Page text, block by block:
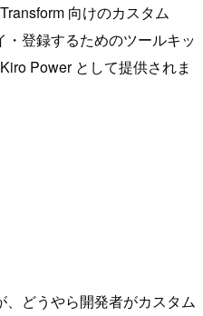
向けのカスタム
登録するためのツールキッ
Power として提供されま
どうやら開発者がカスタム